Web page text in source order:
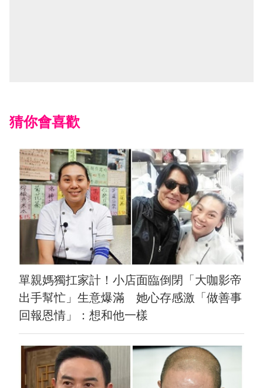
猜你會喜歡
單親媽獨扛家計！小店面臨倒閉「大咖影帝
出手幫忙」生意爆滿 她心存感激「做善事
回報恩情」：想和他一樣